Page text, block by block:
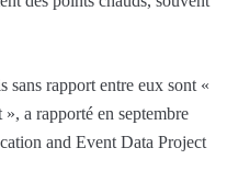
sans rapport entre eux sont «
a rapporté en septembre
and Event Data Project